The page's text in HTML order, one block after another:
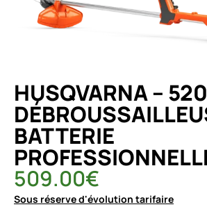
HUSQVARNA –
BATTERIE
509.00€
Sous réserve d'évolution tarifaire